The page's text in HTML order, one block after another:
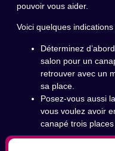
pouvoir vous aider.
Voici quelques
Déterminez
salon pour un
retrouver avec un
sa place.
Posez-vous aussi
vous voulez avoir
canapé trois